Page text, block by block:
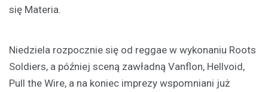
się Materia.
Niedziela rozpocznie się od reggae w wykonaniu Roots
Soldiers, a później sceną zawładną Vanflon, Hellvoid,
Pull the Wire, a na koniec imprezy wspomniani już